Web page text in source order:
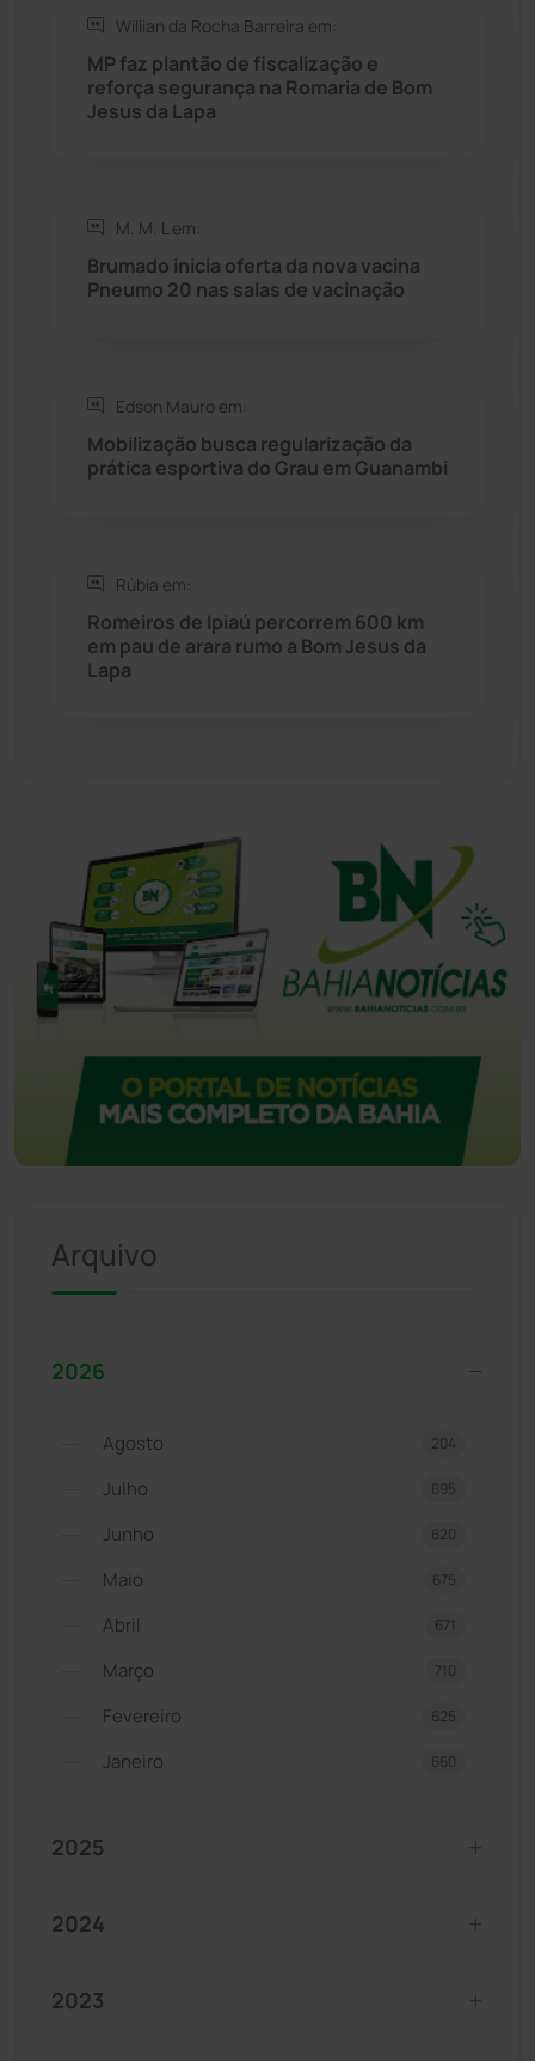
Rio do Antônio
Rio do Pires
Seabra
Sudoeste Baiano
Tanque Novo
Tecnologia
Willian da Rocha Barreira em:
MP faz plantão de fiscalização e
reforça segurança na Romaria de Bom
Jesus da Lapa
M. M. L em:
Brumado inicia oferta da nova vacina
Pneumo 20 nas salas de vacinação
Edson Mauro em:
Mobilização busca regularização da
prática esportiva do Grau em Guanambi
Rúbia em:
Romeiros de Ipiaú percorrem 600 km
em pau de arara rumo a Bom Jesus da
Lapa
Arquivo
2026
Agosto 204
Julho 695
Junho 620
Maio 675
Abril 671
Março 710
Fevereiro 625
Janeiro 660
2025
2024
2023